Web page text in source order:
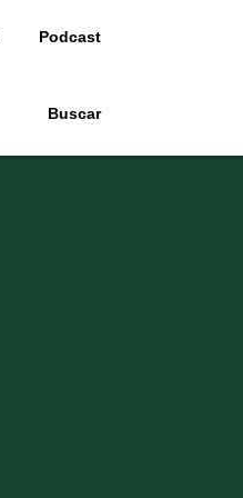
Podcast
Buscar